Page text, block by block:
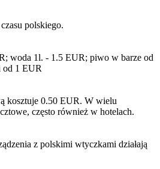
polskiego.
woda 1l. - 1.5 EUR; piwo w barze od
1 EUR
kosztuje 0.50 EUR. W wielu
często również w hotelach.
z polskimi wtyczkami działają